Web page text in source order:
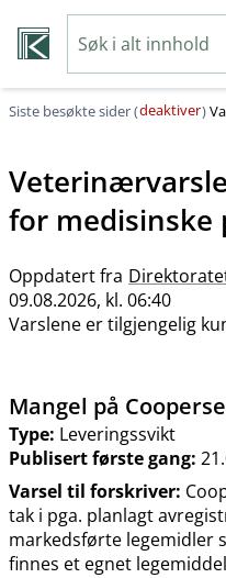
Siste besøkte sider (deaktiver)
for medisinske
Oppdatert fra
09.08.2026, kl. 06:40
Varslene er tilgjengelig
Mangel på
Type: Leveringssvikt
Publisert første gang:
Varsel til forskriver:
tak i pga. planlagt
markedsførte legemidler
finnes et egnet